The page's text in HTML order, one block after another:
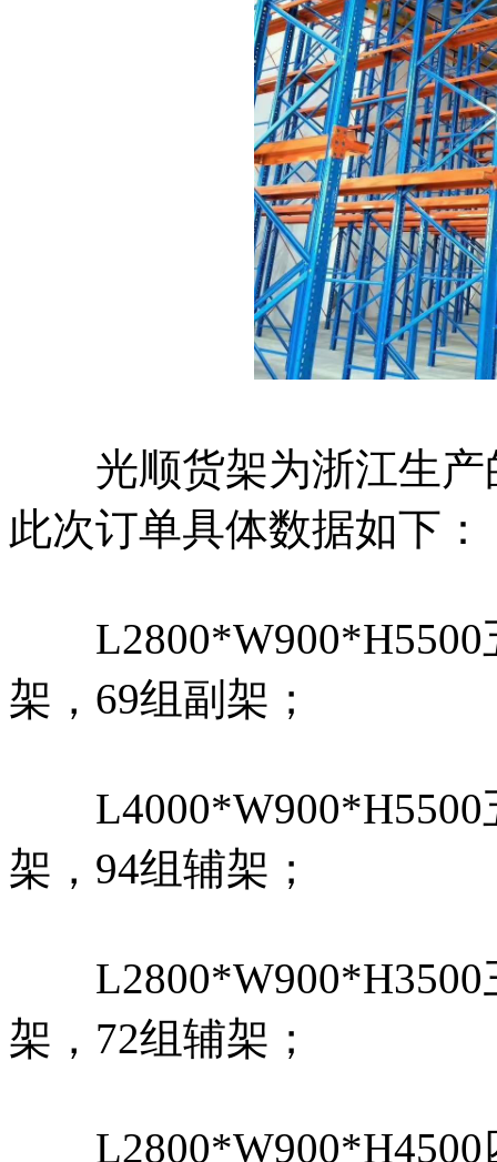
光顺货架为浙江生产
此次订单具体数据如下：
L2800*W900*H5500
架，69组副架；
L4000*W900*H5500
架，94组辅架；
L2800*W900*H3500
架，72组辅架；
L2800*W900*H4500